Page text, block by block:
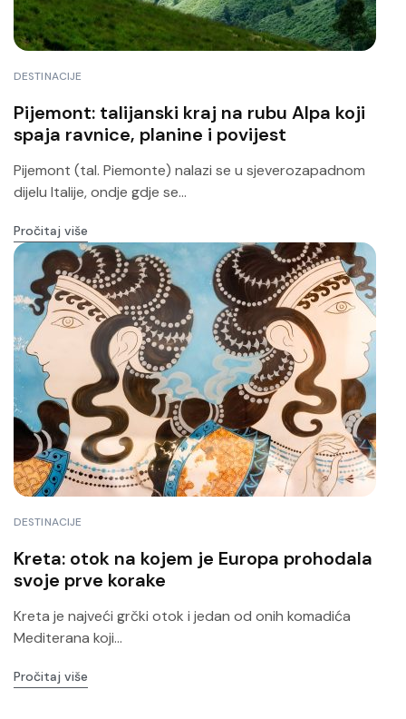
DESTINACIJE
Pijemont: talijanski kraj na rubu Alpa koji
spaja ravnice, planine i povijest
Pijemont (tal. Piemonte) nalazi se u sjeverozapadnom
dijelu Italije, ondje gdje se...
Pročitaj više
DESTINACIJE
Kreta: otok na kojem je Europa prohodala
svoje prve korake
Kreta je najveći grčki otok i jedan od onih komadića
Mediterana koji...
Pročitaj više